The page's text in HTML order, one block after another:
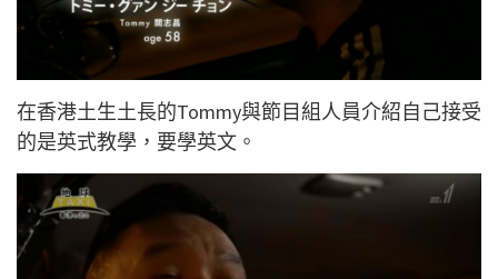
在香港土生土長的Tommy與節目組人員介紹自己接受
的是英式教學，要學英文。